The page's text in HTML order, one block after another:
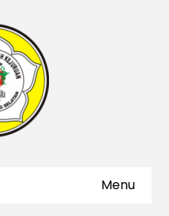
Menu